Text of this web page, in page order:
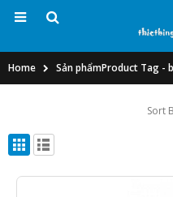
Home Sản phẩmProduct Tag -
Sort